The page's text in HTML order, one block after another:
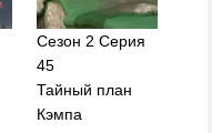
Сезон 2 Серия
45
Тайный план
Кэмпа